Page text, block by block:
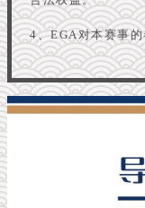
4、EGA对本赛事